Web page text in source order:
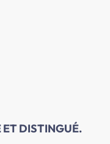
ET DISTINGUÉ.